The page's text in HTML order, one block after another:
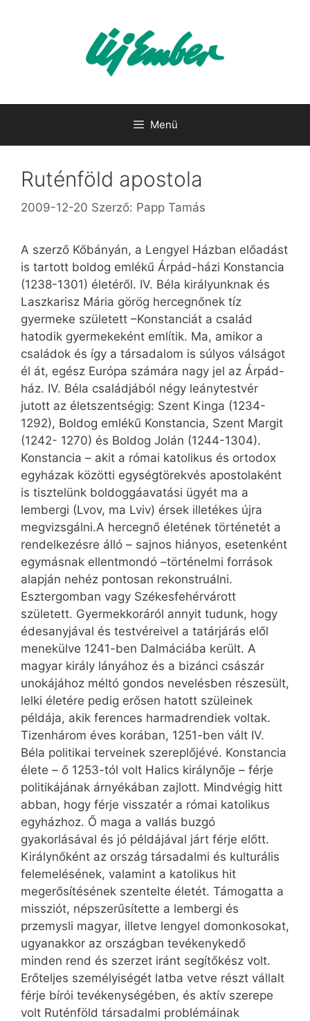
Menü
Ruténföld apostola
2009-12-20 Szerző: Papp Tamás
A szerző Kőbányán, a Lengyel Házban előadást
is tartott boldog emlékű Árpád-házi Konstancia
(1238-1301) életéről. IV. Béla királyunknak és
Laszkarisz Mária görög hercegnőnek tíz
gyermeke született –Konstanciát a család
hatodik gyermekeként említik. Ma, amikor a
családok és így a társadalom is súlyos válságot
él át, egész Európa számára nagy jel az Árpád-
ház. IV. Béla családjából négy leánytestvér
jutott az életszentségig: Szent Kinga (1234-
1292), Boldog emlékű Konstancia, Szent Margit
(1242- 1270) és Boldog Jolán (1244-1304).
Konstancia – akit a római katolikus és ortodox
egyházak közötti egységtörekvés apostolaként
is tisztelünk boldoggáavatási ügyét ma a
lembergi (Lvov, ma Lviv) érsek illetékes újra
megvizsgálni.A hercegnő életének történetét a
rendelkezésre álló – sajnos hiányos, esetenként
egymásnak ellentmondó –történelmi források
alapján nehéz pontosan rekonstruálni.
Esztergomban vagy Székesfehérvárott
született. Gyermekkoráról annyit tudunk, hogy
édesanyjával és testvéreivel a tatárjárás elől
menekülve 1241-ben Dalmáciába került. A
magyar király lányához és a bizánci császár
unokájához méltó gondos nevelésben részesült,
lelki életére pedig erősen hatott szüleinek
példája, akik ferences harmadrendiek voltak.
Tizenhárom éves korában, 1251-ben vált IV.
Béla politikai terveinek szereplőjévé. Konstancia
élete – ő 1253-tól volt Halics királynője – férje
politikájának árnyékában zajlott. Mindvégig hitt
abban, hogy férje visszatér a római katolikus
egyházhoz. Ő maga a vallás buzgó
gyakorlásával és jó példájával járt férje előtt.
Királynőként az ország társadalmi és kulturális
felemelésének, valamint a katolikus hit
megerősítésének szentelte életét. Támogatta a
missziót, népszerűsítette a lembergi és
przemysli magyar, illetve lengyel domonkosokat,
ugyanakkor az országban tevékenykedő
minden rend és szerzet iránt segítőkész volt.
Erőteljes személyiségét latba vetve részt vállalt
férje bírói tevékenységében, és aktív szerepe
volt Ruténföld társadalmi problémáinak